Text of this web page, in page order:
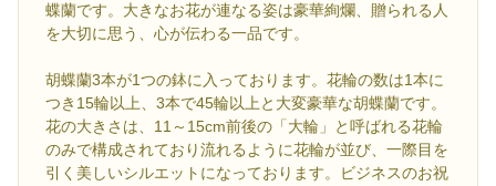
蝶蘭です。大きなお花が連なる姿は豪華絢爛、贈られる人
を大切に思う、心が伝わる一品です。
胡蝶蘭3本が1つの鉢に入っております。花輪の数は1本に
つき15輪以上、3本で45輪以上と大変豪華な胡蝶蘭です。
花の大きさは、11～15cm前後の「大輪」と呼ばれる花輪
のみで構成されており流れるように花輪が並び、一際目を
引く美しいシルエットになっております。ビジネスのお祝